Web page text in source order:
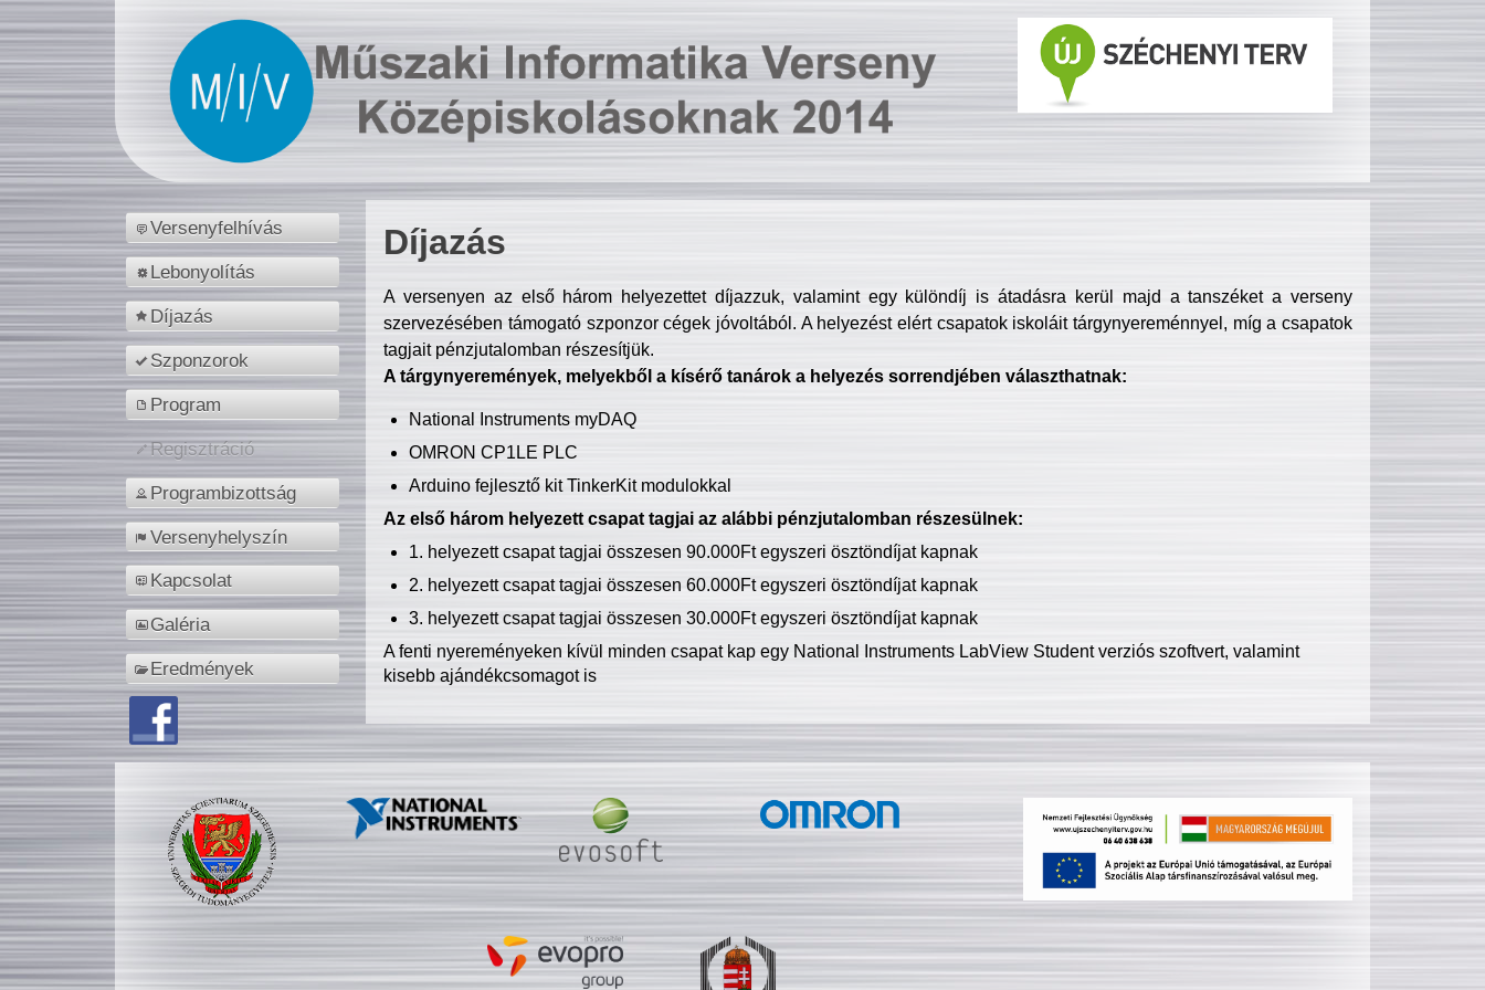
Versenyfelhívás
Lebonyolítás
Díjazás
Szponzorok
Program
Regisztráció
Programbizottság
Versenyhelyszín
Kapcsolat
Galéria
Eredmények
Díjazás
A versenyen az első három helyezettet díjazzuk, valamint egy különdíj is átadásra kerül majd a tanszéket a verseny
szervezésében támogató szponzor cégek jóvoltából. A helyezést elért csapatok iskoláit tárgynyereménnyel, míg a csapatok
tagjait pénzjutalomban részesítjük.
A tárgynyeremények, melyekből a kísérő tanárok a helyezés sorrendjében választhatnak:
National Instruments myDAQ
OMRON CP1LE PLC
Arduino fejlesztő kit TinkerKit modulokkal
Az első három helyezett csapat tagjai az alábbi pénzjutalomban részesülnek:
1. helyezett csapat tagjai összesen 90.000Ft egyszeri ösztöndíjat kapnak
2. helyezett csapat tagjai összesen 60.000Ft egyszeri ösztöndíjat kapnak
3. helyezett csapat tagjai összesen 30.000Ft egyszeri ösztöndíjat kapnak
A fenti nyereményeken kívül minden csapat kap egy National Instruments LabView Student verziós szoftvert, valamint
kisebb ajándékcsomagot is